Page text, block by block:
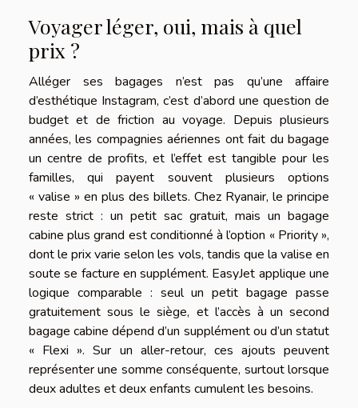
Voyager léger, oui, mais à quel
prix ?
Alléger ses bagages n’est pas qu’une affaire
d’esthétique Instagram, c’est d’abord une question de
budget et de friction au voyage. Depuis plusieurs
années, les compagnies aériennes ont fait du bagage
un centre de profits, et l’effet est tangible pour les
familles, qui payent souvent plusieurs options
« valise » en plus des billets. Chez Ryanair, le principe
reste strict : un petit sac gratuit, mais un bagage
cabine plus grand est conditionné à l’option « Priority »,
dont le prix varie selon les vols, tandis que la valise en
soute se facture en supplément. EasyJet applique une
logique comparable : seul un petit bagage passe
gratuitement sous le siège, et l’accès à un second
bagage cabine dépend d’un supplément ou d’un statut
« Flexi ». Sur un aller-retour, ces ajouts peuvent
représenter une somme conséquente, surtout lorsque
deux adultes et deux enfants cumulent les besoins.